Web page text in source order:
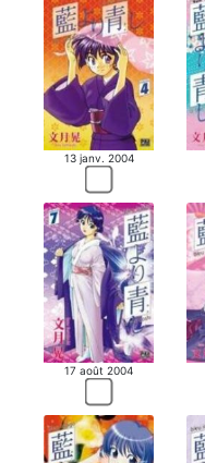
13 janv. 2004
17 août 2004